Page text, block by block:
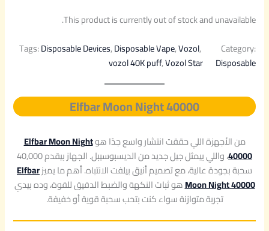
This product is currently out of stock and unavailable.
Category:
Disposable
Tags:Disposable Devices, Disposable Vape, Vozol
vozol 40K puff, Vozol Star
Elfbar Moon Night 40000
من الأجهزة اللي حققت انتشار واسع جدًا هوElfbar Moon Night
40000
، واللي بيمثل جيل جديد من الديسبوسيبل. الجهاز بيقدم 40,000
سحبة بجودة عالية، مع تصميم أنيق بيلفت الانتباه. أهم ما يميزElfbar
Moon Night 40000هو ثبات النكهة والضبط الدقيق للقوة، وده بيدي
تجربة متوازنة سواء كنت بتحب سحبة قوية أو خفيفة.